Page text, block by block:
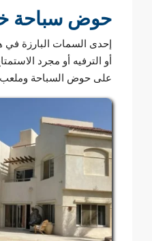
حوض سباحة
إحدى السمات البارزة
أو الترفيه أو مجرد
على حوض السباحة وملعب